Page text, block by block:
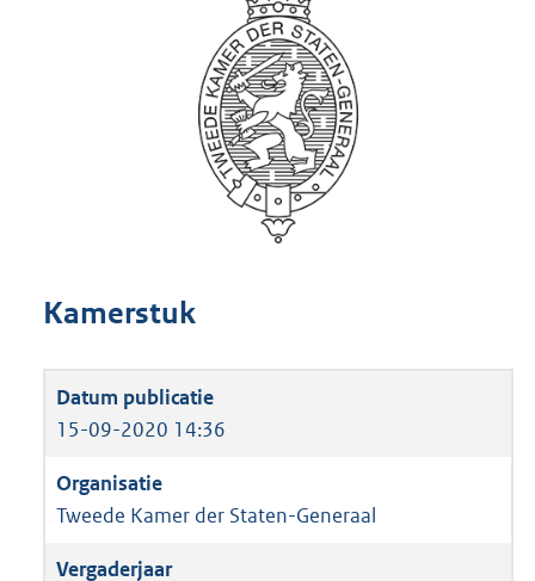
Kamerstuk
15-09-2020 14:36
Tweede Kamer der Staten-Generaal